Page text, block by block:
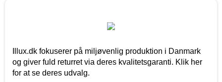
Illux.dk fokuserer på miljøvenlig produktion i Danmark
og giver fuld returret via deres kvalitetsgaranti. Klik her
for at se deres udvalg.